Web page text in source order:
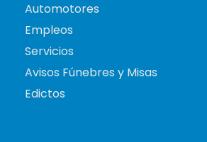
Automotores
Empleos
Servicios
Avisos Fúnebres y Misas
Edictos